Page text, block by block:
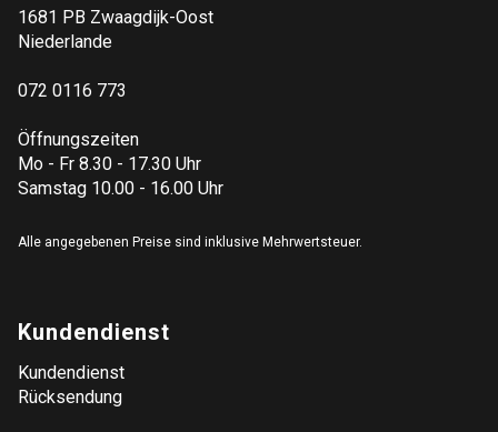
1681 PB Zwaagdijk-Oost
Niederlande
072 0116 773
Öffnungszeiten
Mo - Fr 8.30 - 17.30 Uhr
Samstag 10.00 - 16.00 Uhr
Alle angegebenen Preise sind inklusive Mehrwertsteuer.
Kundendienst
Kundendienst
Rücksendung